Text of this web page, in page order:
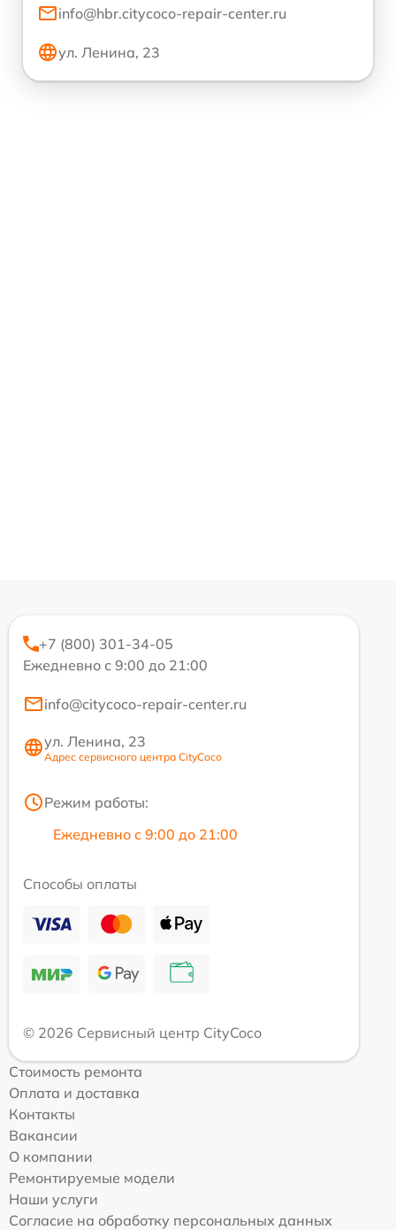
info@hbr.citycoco-repair-center.ru
ул. Ленина, 23
+7 (800) 301-34-05
Ежедневно с 9:00 до 21:00
info@citycoco-repair-center.ru
ул. Ленина, 23
Адрес сервисного центра CityCoco
Режим работы:
Ежедневно с 9:00 до 21:00
Способы оплаты
© 2026 Сервисный центр CityCoco
Стоимость ремонта
Оплата и доставка
Контакты
Вакансии
О компании
Ремонтируемые модели
Наши услуги
Согласие на обработку персональных данных